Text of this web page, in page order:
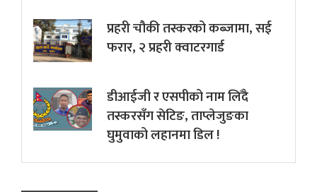
प्रहरी चौकी तस्करको कब्जामा, सई
फरार, २ प्रहरी क्वाटरगार्ड
डीआईजी र एसपीको नाम लिँदै
तस्करसँग सेटिङ, ताप्लेजुङका
घुमुवाको लहानमा डिल !